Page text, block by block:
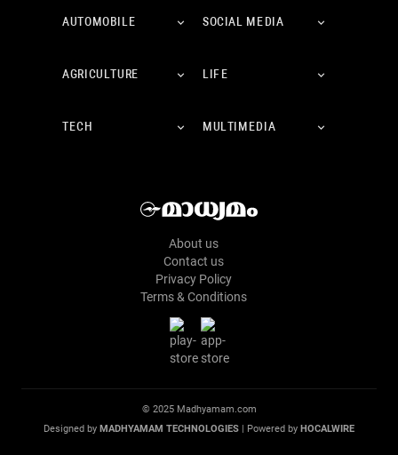
AUTOMOBILE SOCIAL MEDIA
AGRICULTURE LIFE
TECH MULTIMEDIA
About us
Contact us
Privacy Policy
Terms & Conditions
© 2025 Madhyamam.com
Designed by MADHYAMAM TECHNOLOGIES | Powered by HOCALWIRE